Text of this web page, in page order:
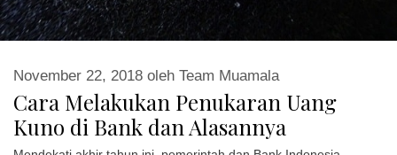
Cara Melakukan Penukaran Uang
Kuno di Bank dan Alasannya
November 22, 2018 oleh Team Muamala